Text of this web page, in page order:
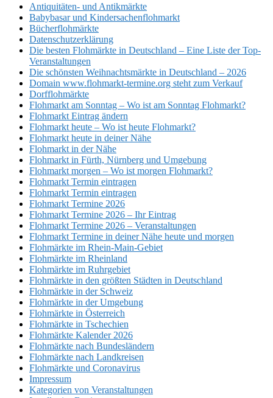
Antiquitäten- und Antikmärkte
Babybasar und Kindersachenflohmarkt
Bücherflohmärkte
Datenschutzerklärung
Die besten Flohmärkte in Deutschland – Eine Liste der Top-
Veranstaltungen
Die schönsten Weihnachtsmärkte in Deutschland – 2026
Domain www.flohmarkt-termine.org steht zum Verkauf
Dorfflohmärkte
Flohmarkt am Sonntag – Wo ist am Sonntag Flohmarkt?
Flohmarkt Eintrag ändern
Flohmarkt heute – Wo ist heute Flohmarkt?
Flohmarkt heute in deiner Nähe
Flohmarkt in der Nähe
Flohmarkt in Fürth, Nürnberg und Umgebung
Flohmarkt morgen – Wo ist morgen Flohmarkt?
Flohmarkt Termin eintragen
Flohmarkt Termin eintragen
Flohmarkt Termine 2026
Flohmarkt Termine 2026 – Ihr Eintrag
Flohmarkt Termine 2026 – Veranstaltungen
Flohmarkt Termine in deiner Nähe heute und morgen
Flohmärkte im Rhein-Main-Gebiet
Flohmärkte im Rheinland
Flohmärkte im Ruhrgebiet
Flohmärkte in den größten Städten in Deutschland
Flohmärkte in der Schweiz
Flohmärkte in der Umgebung
Flohmärkte in Österreich
Flohmärkte in Tschechien
Flohmärkte Kalender 2026
Flohmärkte nach Bundesländern
Flohmärkte nach Landkreisen
Flohmärkte und Coronavirus
Impressum
Kategorien von Veranstaltungen